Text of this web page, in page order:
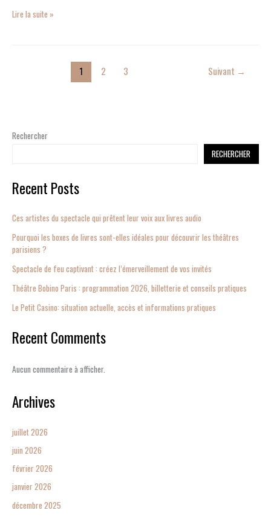
Rechercher
RECHERCHER
Recent Posts
Ces artistes du spectacle qui prêtent leur voix aux livres audio
Pourquoi les boxes de livres sont-elles idéales pour découvrir les théâtres
parisiens ?
Spectacle de feu captivant : créez l’émerveillement de vos invités
Théâtre Bobino Paris : programmation 2026, billetterie et conseils pratiques
Le Petit Casino: situation actuelle, accès et informations pratiques
Recent Comments
Aucun commentaire à afficher.
Archives
juillet 2026
juin 2026
février 2026
janvier 2026
décembre 2025
Lire la suite »
1 2 3 Suivant →